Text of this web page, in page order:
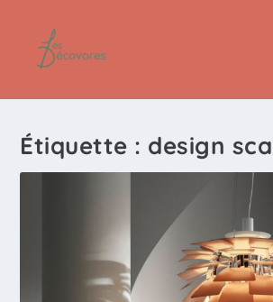
Étiquette : design